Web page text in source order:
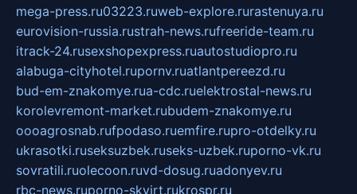
mega-press.ru03223.ruweb-explore.rurastenuya.ru
eurovision-russia.rustrah-news.rufreeride-team.ru
itrack-24.rusexshopexpress.ruautostudiopro.ru
alabuga-cityhotel.rupornv.ruatlantpereezd.ru
bud-em-znakomye.rua-cdc.ruelektrostal-news.ru
korolevremont-market.rubudem-znakomye.ru
oooagrosnab.rufpodaso.ruemfire.rupro-otdelky.ru
ukrasotki.ruseksuzbek.ruseks-uzbek.ruporno-vk.ru
sovratili.ruolecoon.ruvd-dosug.ruadonyev.ru
rbc-news.ruporno-skvirt.rukrospr.ru